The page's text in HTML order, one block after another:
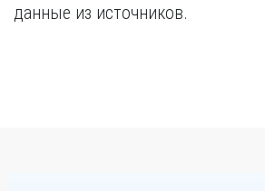
данные из источников.